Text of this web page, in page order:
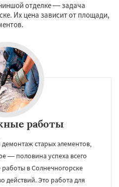
Лотошино
отделке — задача
Их цена зависит от площади,
работы
старых элементов,
— половина успеха всего
в Солнечногорске
действий. Это работа для